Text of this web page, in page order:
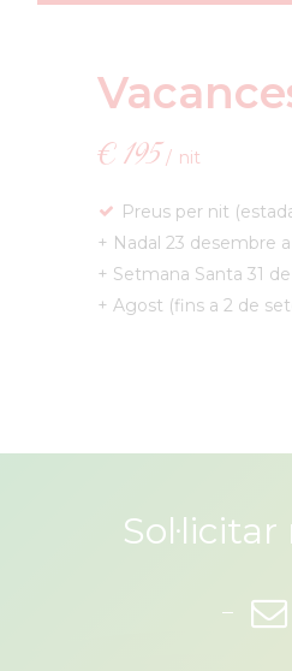
€195 nit
Preus per nit
+ Nadal 23 desembre a
+ Setmana Santa 31
+ Agost (fins a 2 de